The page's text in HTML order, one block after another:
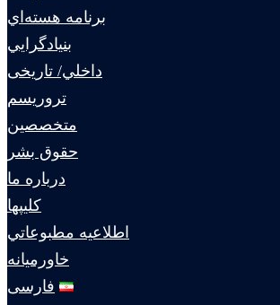
برنامه هسته‌اي
بنيادگرايي
داخلي/ تاریخی
تروريسم
متخصصين
حقوق بشر
درباره ما
كليپها
اطلاعيه مطبوعاتي
خاورميانه
فارسی